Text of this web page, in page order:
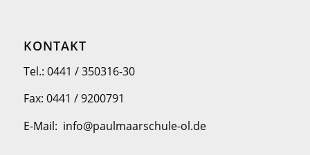
KONTAKT
Tel.: 0441 / 350316-30
Fax: 0441 / 9200791
E-Mail: info@paulmaarschule-ol.de